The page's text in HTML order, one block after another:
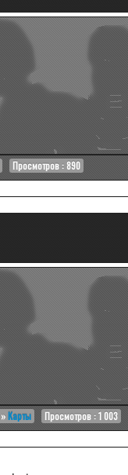
Просмотров : 890
»Карты Просмотров : 1 003